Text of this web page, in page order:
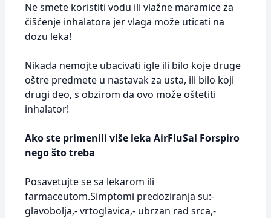
Ne smete koristiti vodu ili vlažne maramice za
čišćenje inhalatora jer vlaga može uticati na
dozu leka!
Nikada nemojte ubacivati igle ili bilo koje druge
oštre predmete u nastavak za usta, ili bilo koji
drugi deo, s obzirom da ovo može oštetiti
inhalator!
Ako ste primenili više leka AirFluSal Forspiro
nego što treba
Posavetujte se sa lekarom ili
farmaceutom.Simptomi predoziranja su:-
glavobolja,- vrtoglavica,- ubrzan rad srca,-